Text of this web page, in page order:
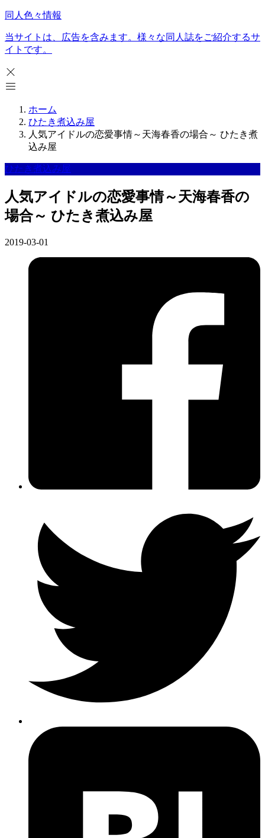
同人色々情報
当サイトは、広告を含みます。様々な同人誌をご紹介するサ
イトです。
ホーム
ひたき煮込み屋
人気アイドルの恋愛事情～天海春香の場合～ ひたき煮
込み屋
ひたき煮込み屋
人気アイドルの恋愛事情～天海春香の
場合～ ひたき煮込み屋
2019-03-01